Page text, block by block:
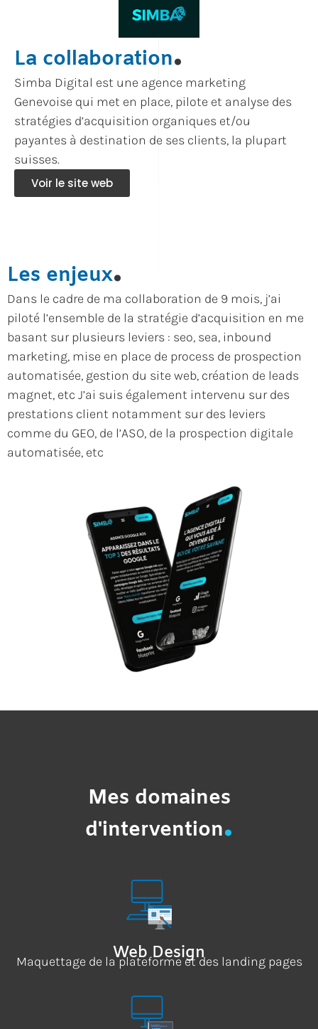
La collaboration.
Simba Digital est une agence marketing
Genevoise qui met en place, pilote et analyse des
stratégies d’acquisition organiques et/ou
payantes à destination de ses clients, la plupart
suisses.
Voir le site web
Les enjeux.
Dans le cadre de ma collaboration de 9 mois, j’ai
piloté l’ensemble de la stratégie d’acquisition en me
basant sur plusieurs leviers : seo, sea, inbound
marketing, mise en place de process de prospection
automatisée, gestion du site web, création de leads
magnet, etc J’ai suis également intervenu sur des
prestations client notamment sur des leviers
comme du GEO, de l’ASO, de la prospection digitale
automatisée, etc
Mes domaines
d'intervention.
Web Design
Maquettage de la plateforme et des landing pages